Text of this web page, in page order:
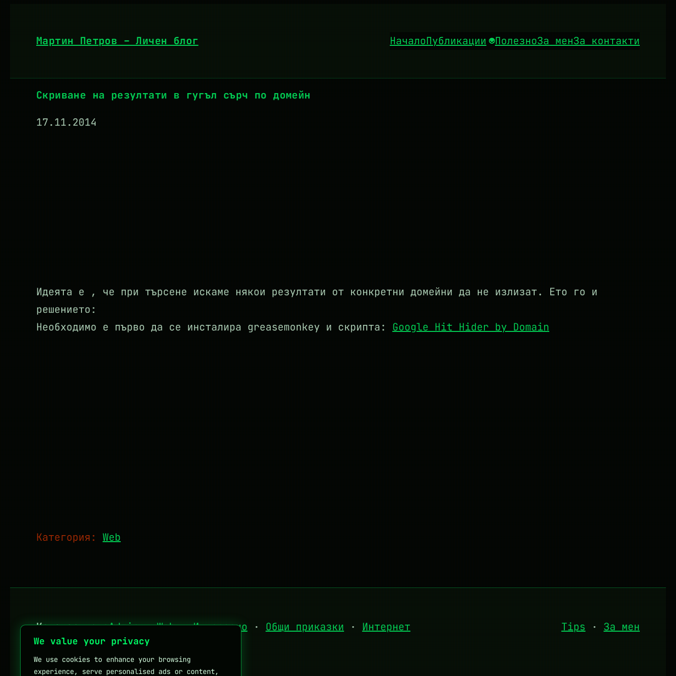
We value your privacy
We use cookies to enhance your browsing
experience, serve personalised ads or content,
съдържанието
Мартин Петров – Личен блог НачалоПубликации ПолезноЗа менЗа контакти
Скриване на резултати в гугъл сърч по домейн
17.11.2014
Идеята е , че при търсене искаме някои резултати от конкретни домейни да не излизат. Ето го и
решението:
Необходимо е първо да се инсталира greasemonkey и скрипта: Google Hit Hider by Domain
Категория: Web
Категории: sAdmin·Web·Интересно · Общи приказки · Интернет Tips · За мен
Личен блог на Мартин Петров